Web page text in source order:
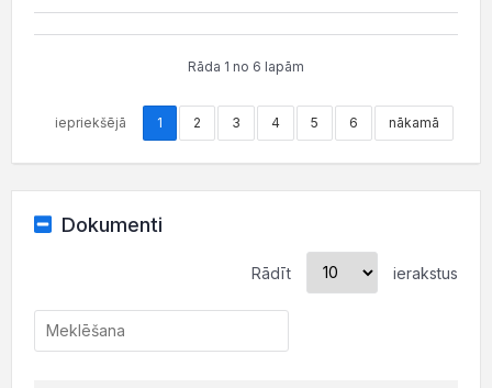
Rāda 1 no 6 lapām
iepriekšējā 1 2 3 4 5 6 nākamā
Dokumenti
Rādīt ierakstus